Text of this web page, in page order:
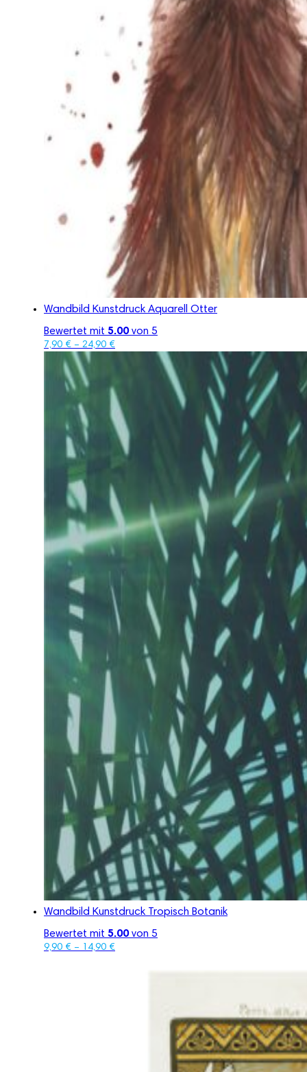
Wandbild Kunstdruck Aquarell Otter
Bewertet mit 5.00von 5
7,90 € – 24,90 €
Wandbild Kunstdruck Tropisch Botanik
Bewertet mit 5.00von 5
9,90 € – 14,90 €